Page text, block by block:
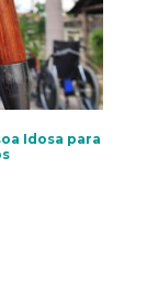
Idosa para